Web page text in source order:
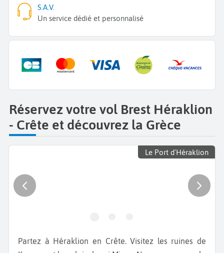
S.A.V.
Un service dédié et personnalisé
Réservez votre vol Brest Héraklion
- Crête et découvrez la Grèce
Le Port d'Héraklion
Partez à Héraklion en Crête. Visitez les ruines de